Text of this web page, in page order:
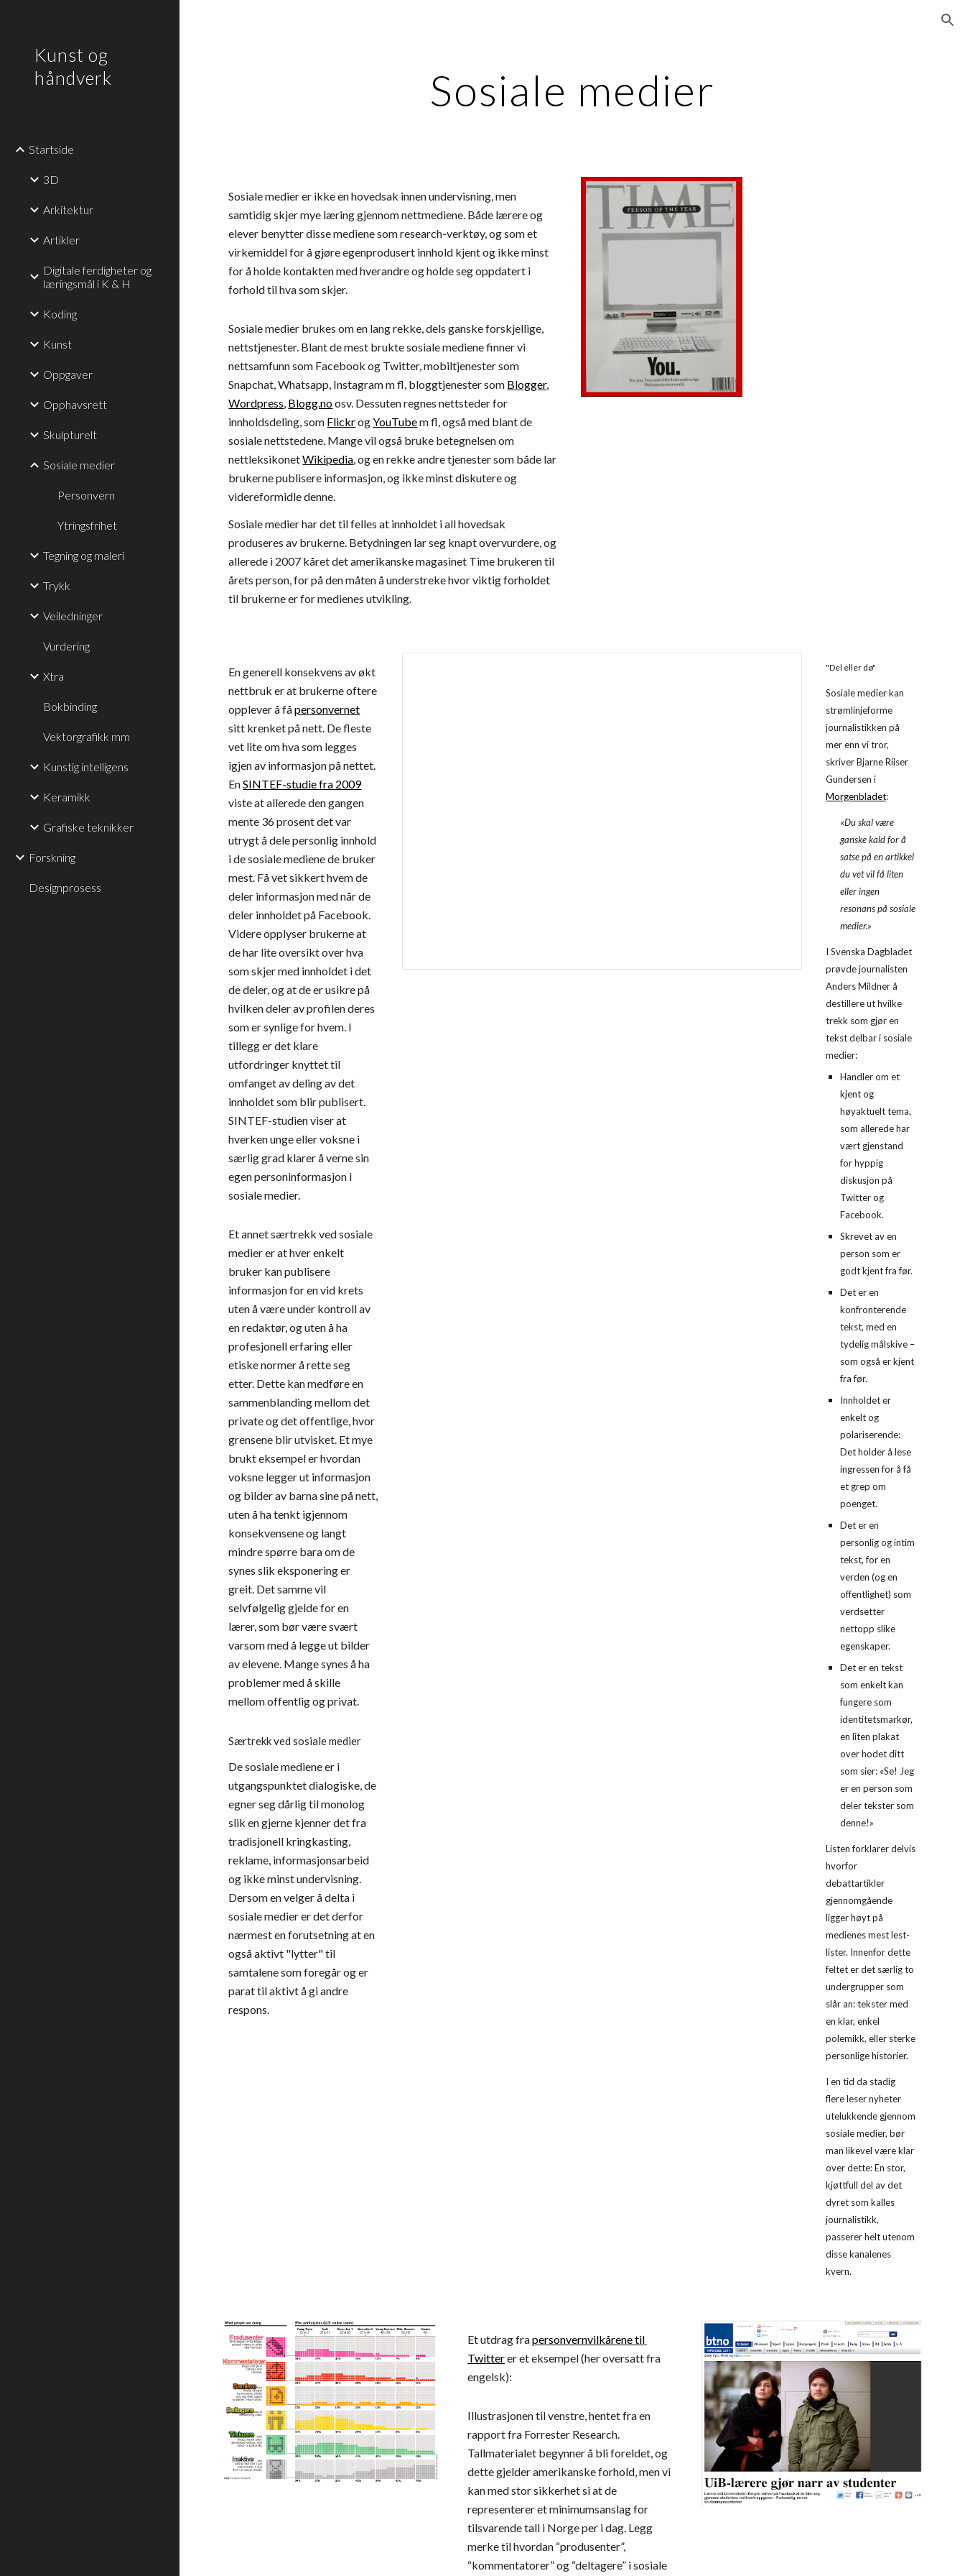
Kunst og
håndverk
Startside
3D
Arkitektur
Artikler
Digitale ferdigheter og
læringsmål i K & H
Koding
Kunst
Oppgaver
Opphavsrett
Skulpturelt
Sosiale medier
Personvern
Ytringsfrihet
Tegning og maleri
Trykk
Veiledninger
Vurdering
Xtra
Bokbinding
Vektorgrafikk mm
Kunstig intelligens
Keramikk
Grafiske teknikker
Forskning
Designprosess
Sosiale medier
Sosiale medier er ikke en hovedsak innen undervisning, men
samtidig skjer mye læring gjennom nettmediene. Både lærere og
elever benytter disse mediene som research-verktøy, og som et
virkemiddel for å gjøre egenprodusert innhold kjent og ikke minst
for å holde kontakten med hverandre og holde seg oppdatert i
forhold til hva som skjer.
Sosiale medier brukes om en lang rekke, dels ganske forskjellige,
nettstjenester. Blant de mest brukte sosiale mediene finner vi
nettsamfunn som Facebook og Twitter, mobiltjenester som
Snapchat, Whatsapp, Instagram m fl, bloggtjenester som Blogger,
Wordpress, Blogg.no osv. Dessuten regnes nettsteder for
innholdsdeling, som Flickr og YouTube m fl, også med blant de
sosiale nettstedene. Mange vil også bruke betegnelsen om
nettleksikonetWikipedia, og en rekke andre tjenester som både lar
brukerne publisere informasjon, og ikke minst diskutere og
videreformidle denne.
Sosiale medier har det til felles at innholdet i all hovedsak
produseres av brukerne. Betydningen lar seg knapt overvurdere, og
allerede i 2007 kåret det amerikanske magasinet Time brukeren til
årets person, for på den måten å understreke hvor viktig forholdet
til brukerne er for medienes utvikling.
En generell konsekvens av økt
nettbruk er at brukerne oftere
opplever å fåpersonvernet
sitt krenket på nett. De fleste
vet lite om hva som legges
igjen av informasjon på nettet.
En SINTEF-studie fra 2009
viste at allerede den gangen
mente 36 prosent det var
utrygt å dele personlig innhold
i de sosiale mediene de bruker
mest. Få vet sikkert hvem de
deler informasjon med når de
deler innholdet på Facebook.
Videre opplyser brukerne at
de har lite oversikt over hva
som skjer med innholdet i det
de deler, og at de er usikre på
hvilken deler av profilen deres
som er synlige for hvem. I
tillegg er det klare
utfordringer knyttet til
omfanget av deling av det
innholdet som blir publisert.
SINTEF-studien viser at
hverken unge eller voksne i
særlig grad klarer å verne sin
egen personinformasjon i
sosiale medier.
Et annet særtrekk ved sosiale
medier er at hver enkelt
bruker kan publisere
informasjon for en vid krets
uten å være under kontroll av
en redaktør, og uten å ha
profesjonell erfaring eller
etiske normer å rette seg
etter. Dette kan medføre en
sammenblanding mellom det
private og det offentlige, hvor
grensene blir utvisket. Et mye
brukt eksempel er hvordan
voksne legger ut informasjon
og bilder av barna sine på nett,
uten å ha tenkt igjennom
konsekvensene og langt
mindre spørre bara om de
synes slik eksponering er
greit. Det samme vil
selvfølgelig gjelde for en
lærer, som bør være svært
varsom med å legge ut bilder
av elevene. Mange synes å ha
problemer med å skille
mellom offentlig og privat.
Særtrekk ved sosiale medier
De sosiale mediene er i
utgangspunktet dialogiske, de
egner seg dårlig til monolog
slik en gjerne kjenner det fra
tradisjonell kringkasting,
reklame, informasjonsarbeid
og ikke minst undervisning.
Dersom en velger å delta i
sosiale medier er det derfor
nærmest en forutsetning at en
også aktivt "lytter" til
samtalene som foregår og er
parat til aktivt å gi andre
respons.
"Del eller dø"
Sosiale medier kan
strømlinjeforme
journalistikken på
mer enn vi tror,
skriver Bjarne Riiser
Morgenbladet:
«Du skal være
ganske kald for å
satse på en artikkel
du vet vil få liten
eller ingen
resonans på sosiale
medier.»
I Svenska Dagbladet
prøvde journalisten
Anders Mildner å
destillere ut hvilke
trekk som gjør en
tekst delbar i sosiale
medier:
Handler om et
kjent og
høyaktuelt tema,
som allerede har
vært gjenstand
for hyppig
diskusjon på
Twitter og
Facebook.
Skrevet av en
person som er
godt kjent fra før.
Det er en
konfronterende
tekst, med en
tydelig målskive –
som også er kjent
fra før.
Innholdet er
enkelt og
polariserende:
Det holder å lese
ingressen for å få
et grep om
poenget.
Det er en
personlig og intim
tekst, for en
verden (og en
offentlighet) som
verdsetter
nettopp slike
egenskaper.
Det er en tekst
som enkelt kan
fungere som
identitetsmarkør,
en liten plakat
over hodet ditt
som sier: «Se! Jeg
er en person som
deler tekster som
denne!»
Listen forklarer delvis
hvorfor
debattartikler
gjennomgående
ligger høyt på
medienes mest lest-
lister. Innenfor dette
feltet er det særlig to
undergrupper som
slår an: tekster med
en klar, enkel
polemikk, eller sterke
personlige historier.
I en tid da stadig
flere leser nyheter
utelukkende gjennom
sosiale medier, bør
man likevel være klar
over dette: En stor,
kjøttfull del av det
dyret som kalles
journalistikk,
passerer helt utenom
disse kanalenes
kvern.
Et utdrag fra personvernvilkårene til
Twitter er et eksempel (her oversatt fra
engelsk):
Illustrasjonen til venstre, hentet fra en
rapport fra Forrester Research.
Tallmaterialet begynner å bli foreldet, og
dette gjelder amerikanske forhold, men vi
kan med stor sikkerhet si at de
representerer et minimumsanslag for
tilsvarende tall i Norge per i dag. Legg
merke til hvordan “produsenter”,
“kommentatorer” og “deltagere” i sosiale